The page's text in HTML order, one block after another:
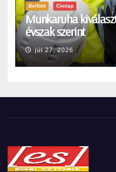
Belföld Címlap
Munkaruha
évszak szerint
júl 27, 2026